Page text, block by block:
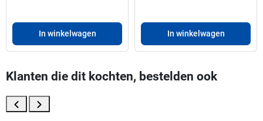
In winkelwagen In winkelwagen
Klanten die dit kochten, bestelden ook